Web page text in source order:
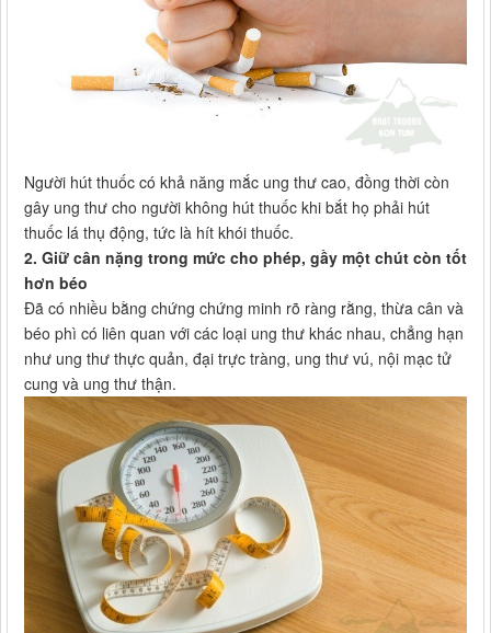
Người hút thuốc có khả năng mắc ung thư cao, đồng thời còn
gây ung thư cho người không hút thuốc khi bắt họ phải hút
thuốc lá thụ động, tức là hít khói thuốc.
2. Giữ cân nặng trong mức cho phép, gầy một chút còn tốt
hơn béo
Đã có nhiều bằng chứng chứng minh rõ ràng rằng, thừa cân và
béo phì có liên quan với các loại ung thư khác nhau, chẳng hạn
như ung thư thực quản, đại trực tràng, ung thư vú, nội mạc tử
cung và ung thư thận.